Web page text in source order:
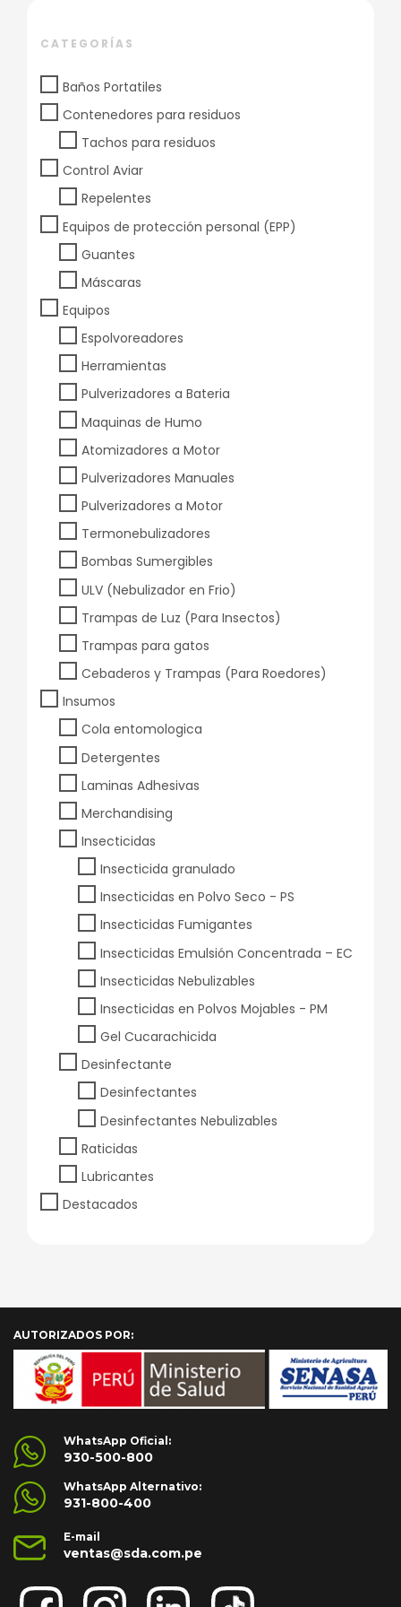
CATEGORÍAS
Baños Portatiles
Contenedores para residuos
Tachos para residuos
Control Aviar
Repelentes
Equipos de protección personal (EPP)
Guantes
Máscaras
Equipos
Espolvoreadores
Herramientas
Pulverizadores a Bateria
Maquinas de Humo
Atomizadores a Motor
Pulverizadores Manuales
Pulverizadores a Motor
Termonebulizadores
Bombas Sumergibles
ULV (Nebulizador en Frio)
Trampas de Luz (Para Insectos)
Trampas para gatos
Cebaderos y Trampas (Para Roedores)
Insumos
Cola entomologica
Detergentes
Laminas Adhesivas
Merchandising
Insecticidas
Insecticida granulado
Insecticidas en Polvo Seco - PS
Insecticidas Fumigantes
Insecticidas Emulsión Concentrada – EC
Insecticidas Nebulizables
Insecticidas en Polvos Mojables - PM
Gel Cucarachicida
Desinfectante
Desinfectantes
Desinfectantes Nebulizables
Raticidas
Lubricantes
Destacados
AUTORIZADOS POR:
WhatsApp Oficial:
930-500-800
WhatsApp Alternativo:
931-800-400
E-mail
ventas@sda.com.pe